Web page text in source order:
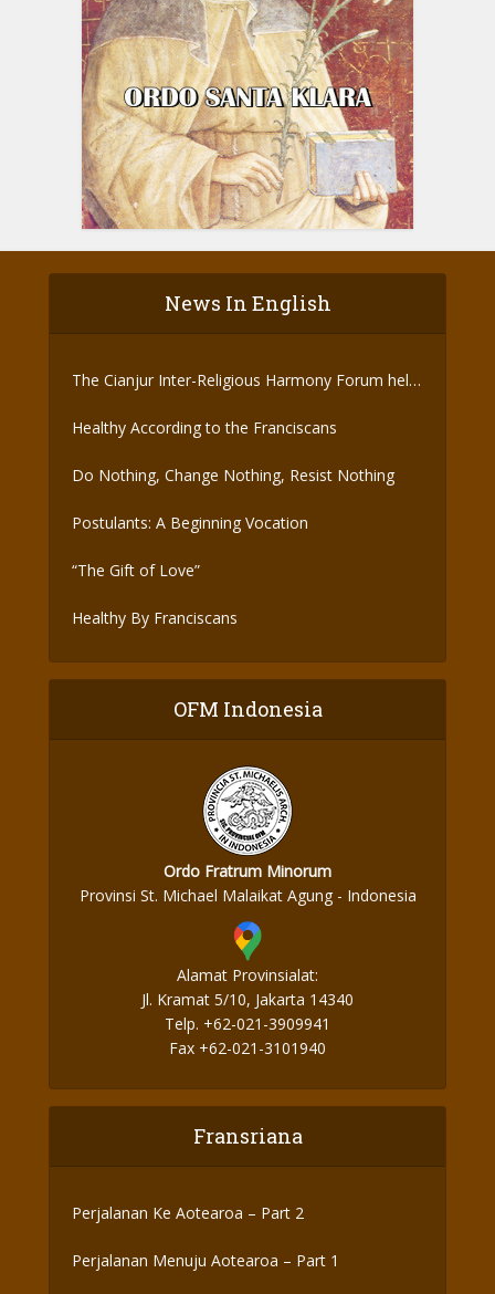
News In English
The Cianjur Inter-Religious Harmony Forum held
Healthy According to the Franciscans
Do Nothing, Change Nothing, Resist Nothing
Postulants: A Beginning Vocation
“The Gift of Love”
Healthy By Franciscans
OFM Indonesia
Ordo Fratrum Minorum
Provinsi St. Michael Malaikat Agung - Indonesia
Alamat Provinsialat:
Jl. Kramat 5/10, Jakarta 14340
Telp. +62-021-3909941
Fax +62-021-3101940
Fransriana
Perjalanan Ke Aotearoa – Part 2
Perjalanan Menuju Aotearoa – Part 1